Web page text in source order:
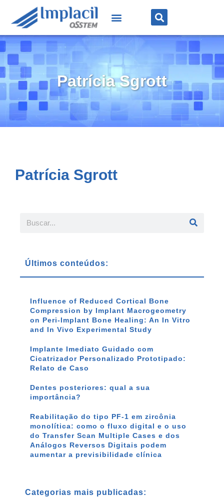
Patrícia Sgrott
Patrícia Sgrott
Últimos conteúdos:
Influence of Reduced Cortical Bone
Compression by Implant Macrogeometry
on Peri-Implant Bone Healing: An In Vitro
and In Vivo Experimental Study
Implante Imediato Guidado com
Cicatrizador Personalizado Prototipado:
Relato de Caso
Dentes posteriores: qual a sua
importância?
Reabilitação do tipo PF-1 em zircônia
monolítica: como o fluxo digital e o uso
do Transfer Scan Multiple Cases e dos
Análogos Reversos Digitais podem
aumentar a previsibilidade clínica
Categorias mais publicadas: